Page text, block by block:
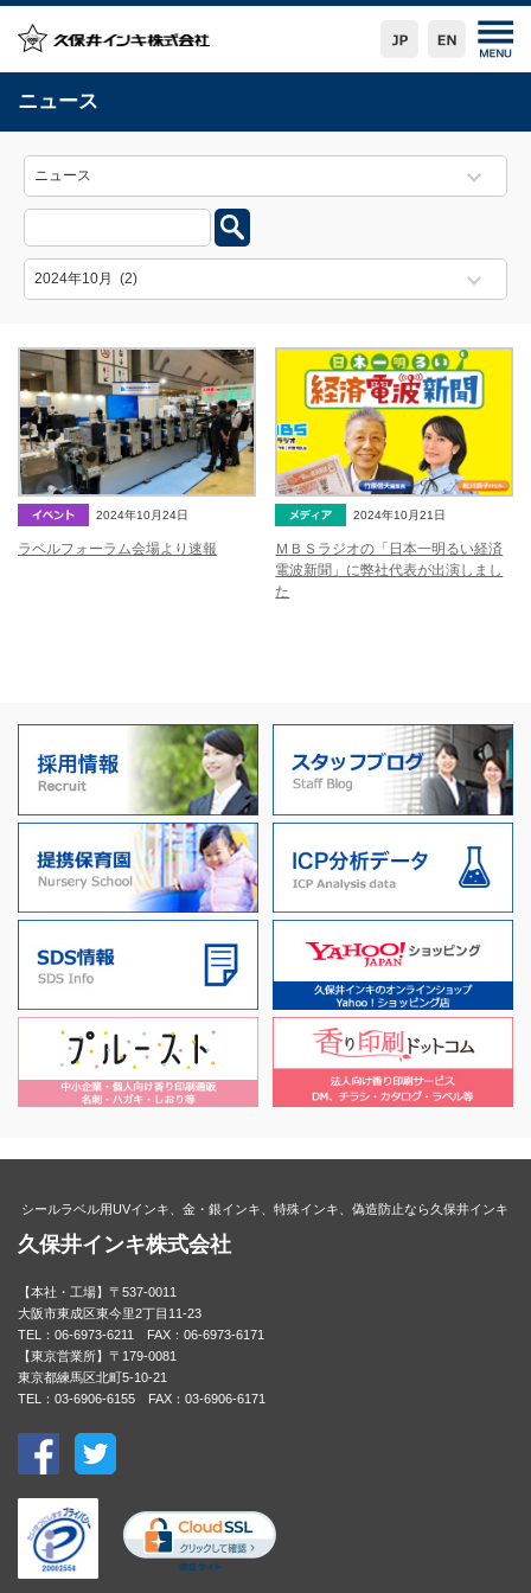
ニュース
2024年10月24日
ラベルフォーラム会場より速報
2024年10月21日
ＭＢＳラジオの「日本一明るい経済
電波新聞」に弊社代表が出演しまし
た
シールラベル用UVインキ、金・銀インキ、特殊インキ、偽造防止なら久保井インキ
久保井インキ株式会社
【本社・工場】〒537-0011
大阪市東成区東今里2丁目11-23
TEL：06-6973-6211 FAX：06-6973-6171
【東京営業所】〒179-0081
東京都練馬区北町5-10-21
TEL：03-6906-6155 FAX：03-6906-6171